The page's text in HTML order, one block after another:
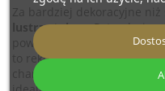
Za bardziej dekoracyjne niż
lustra stojące. Potrzebują
powinno to być dużym
to rekompensują. Mają
charakter, kojarzą się z